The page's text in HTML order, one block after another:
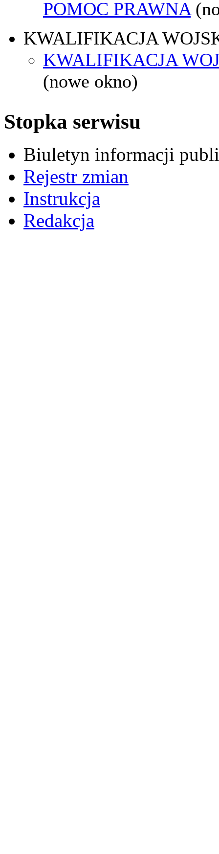
POMOC PRAWNA
KWALIFIKACJA
KWALIFIKACJA
(nowe okno)
Stopka serwisu
Biuletyn informacji
Rejestr zmian
Instrukcja
Redakcja